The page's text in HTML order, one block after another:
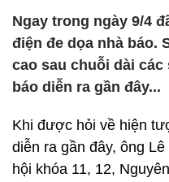
Ngay trong ngày 9/4
điện đe dọa nhà báo.
cao sau chuỗi dài
báo diễn ra gần đây...
Khi được hỏi về hiện
diễn ra gần đây, ông
hội khóa 11, 12,